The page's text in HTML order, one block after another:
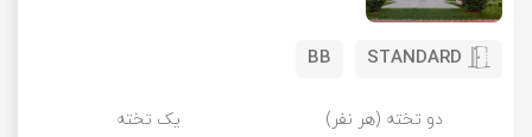
STANDARD
BB
دو تخته (هر نفر) یک تخته